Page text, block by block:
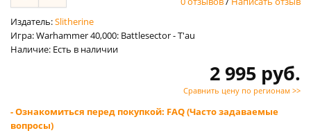
Издатель:Slitherine
Игра: Warhammer 40,000: Battlesector - T'au
Наличие: Есть в наличии
2 995 руб.
Сравнить цену по регионам >>
- Ознакомиться перед покупкой: FAQ (Часто задаваемые
вопросы)